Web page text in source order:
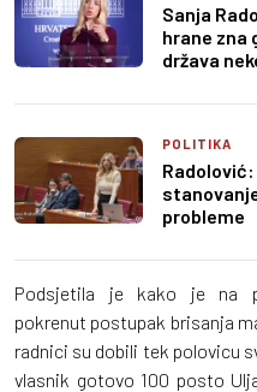
Sanja
hrane zna
država
POLITIKA
probleme
Podsjetila je kako je na
pokrenut postupak brisanja
radnici su dobili tek polovicu
vlasnik gotovo 100 posto